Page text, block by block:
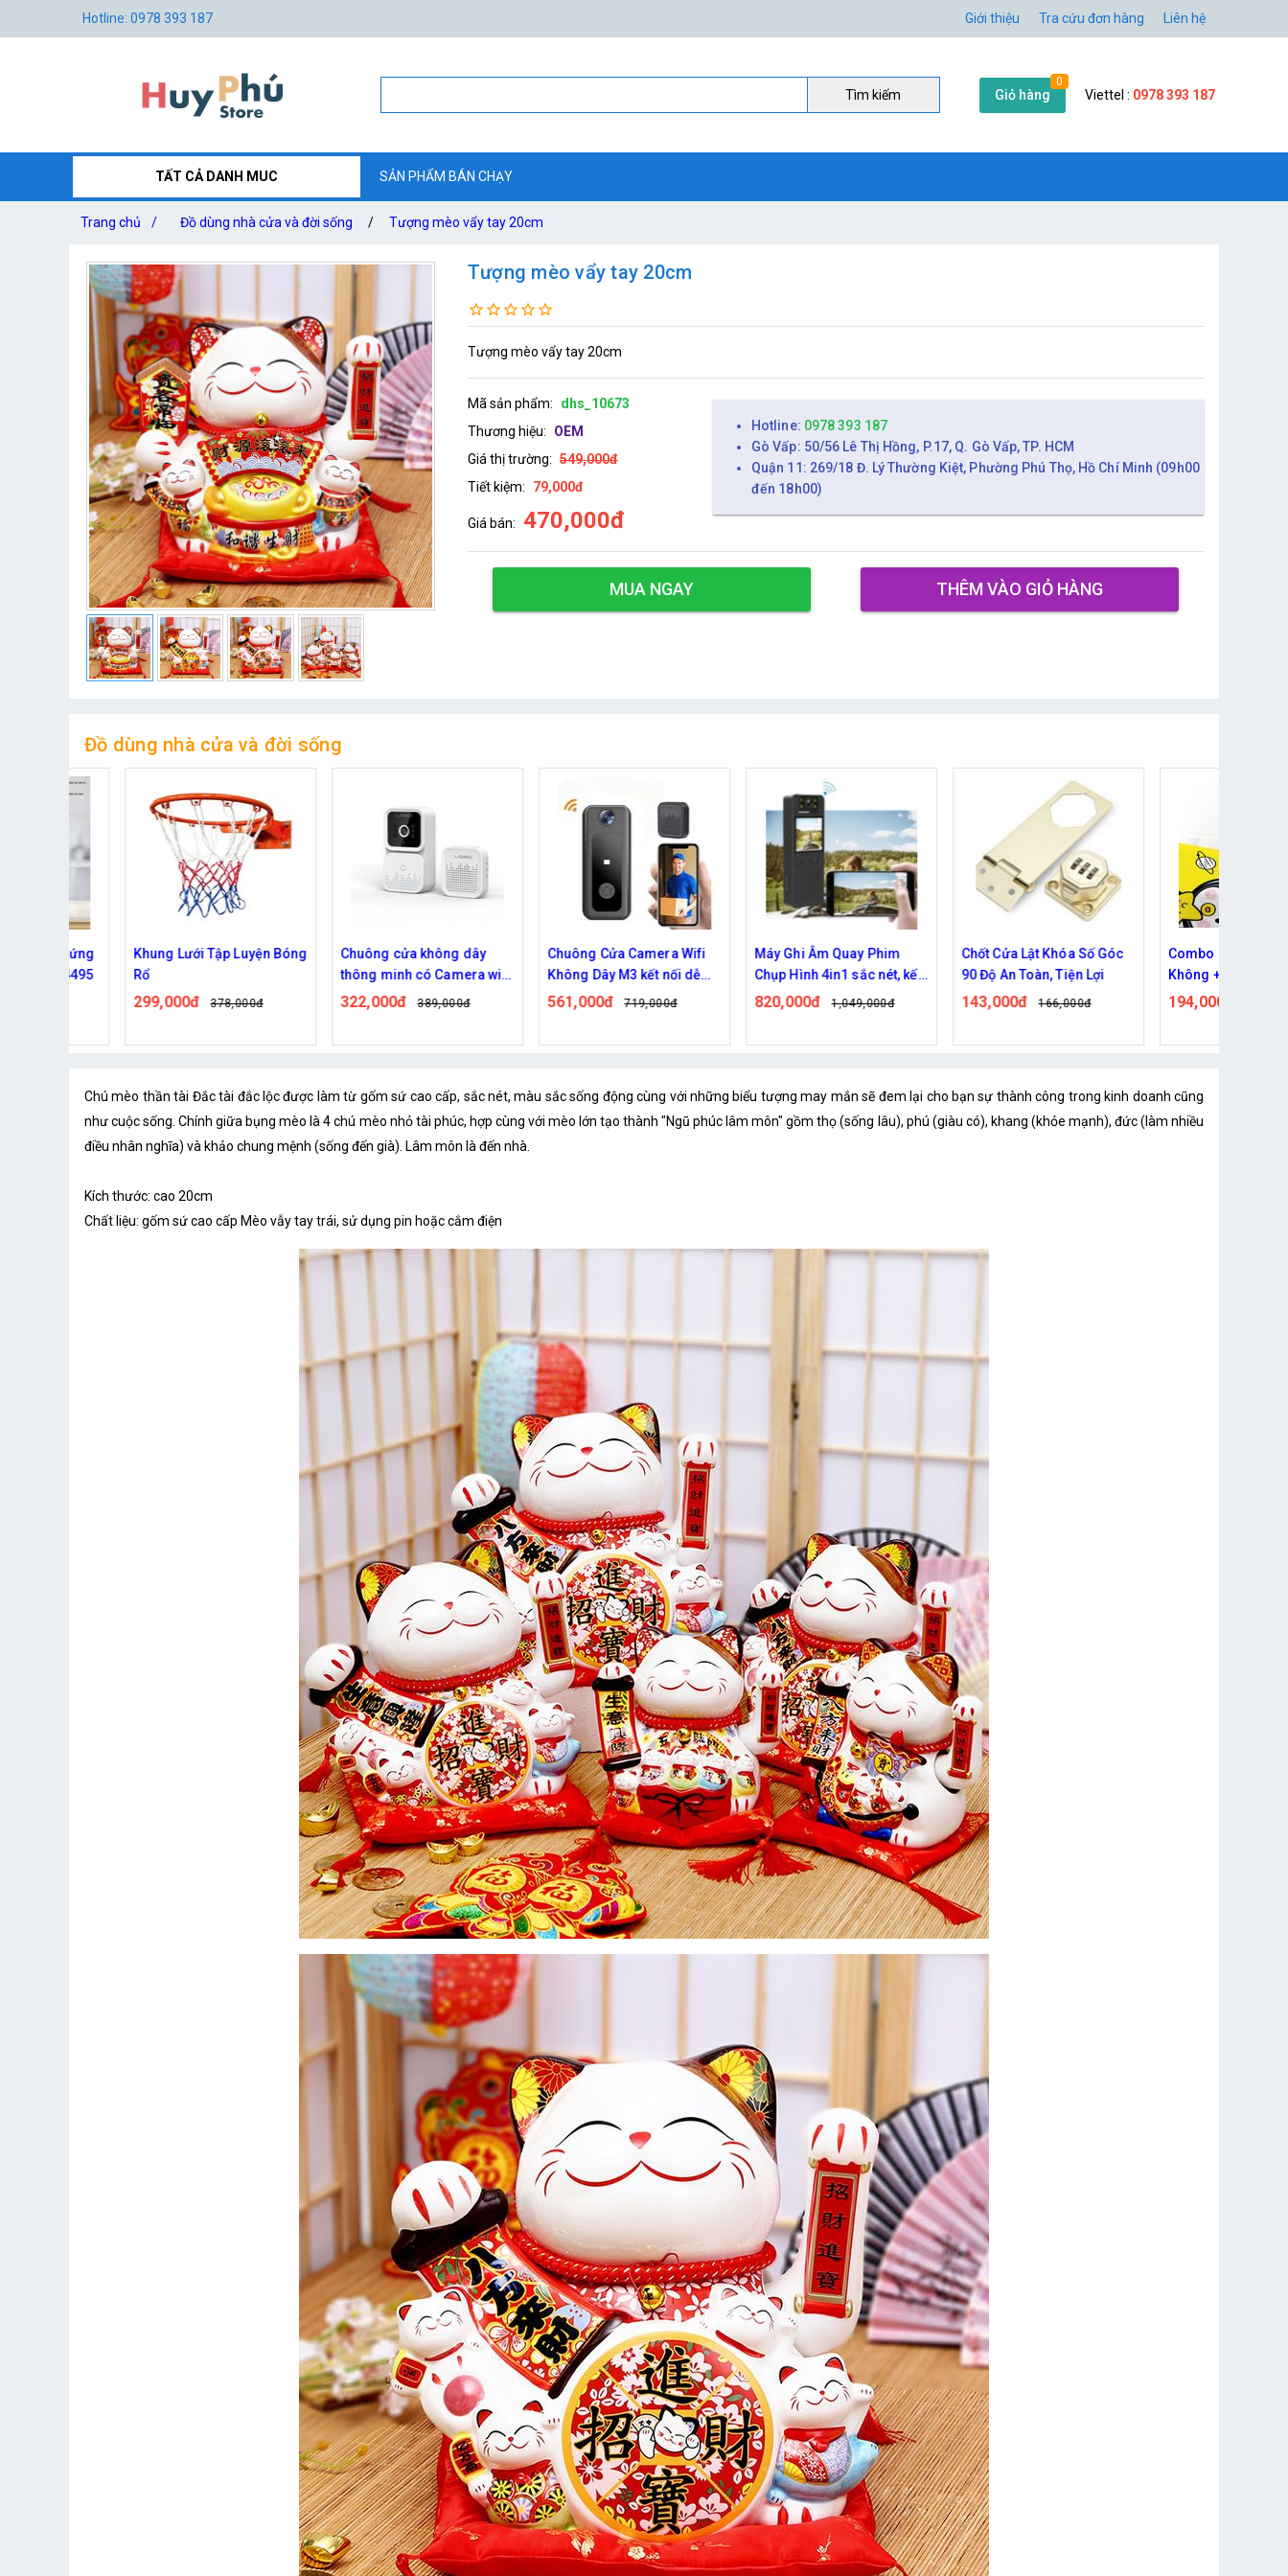
Hotline: 0978 393 187 Giới thiệu Tra cứu đơn hàng Liên hệ
Tìm kiếm Giỏ hàng
0
Viettel : 0978 393 187
TẤT CẢ DANH MUC SẢN PHẨM BÁN CHẠY
Trang chủ / Đồ dùng nhà cửa và đời sống / Tượng mèo vẩy tay 20cm
Tượng mèo vẩy tay 20cm
Tượng mèo vẩy tay 20cm
Mã sản phẩm:
dhs_10673
Thương hiệu:
OEM
Giá thị trường: 549,000đ
Tiết kiệm:
79,000đ
Giá bán: 470,000đ
Hotline: 0978 393 187
Gò Vấp: 50/56 Lê Thị Hồng, P.17, Q. Gò Vấp, TP. HCM
Quận 11: 269/18 Đ. Lý Thường Kiệt, Phường Phú Thọ, Hồ Chí Minh (09h00
đến 18h00)
MUA NGAY THÊM VÀO GIỎ HÀNG
Đồ dùng nhà cửa và đời sống
Khung Lưới Tập Luyện Bóng
Rổ
299,000đ 378,000đ
Chuông cửa không dây
thông minh có Camera wifi
M5,M6 cao cấp
322,000đ 389,000đ
Chuông Cửa Camera Wifi
Không Dây M3 kết nối dễ
561,000đ 719,000đ
Máy Ghi Âm Quay Phim
Chụp Hình 4in1 sắc nét, kết
nối tiện lợi
820,000đ 1,049,000đ
Chốt Cửa Lật Khóa Số Góc
90 Độ An Toàn, Tiện Lợi
143,000đ 166,000đ
Combo Máy Hút Chân
Không + Túi Hút Chân
194,000đ 247,000đ
Chú mèo thần tài Đắc tài đắc lộc được làm từ gốm sứ cao cấp, sắc nét, màu sắc sống động cùng với những biểu tượng may mắn sẽ đem lại cho bạn sự thành công trong kinh doanh cũng
như cuộc sống. Chính giữa bụng mèo là 4 chú mèo nhỏ tài phúc, hợp cùng với mèo lớn tạo thành "Ngũ phúc lâm môn" gồm thọ (sống lâu), phú (giàu có), khang (khỏe mạnh), đức (làm nhiều
điều nhân nghĩa) và khảo chung mệnh (sống đến già). Lâm môn là đến nhà.
Kích thước: cao 20cm
Chất liệu: gốm sứ cao cấp Mèo vẫy tay trái, sử dụng pin hoặc cắm điện